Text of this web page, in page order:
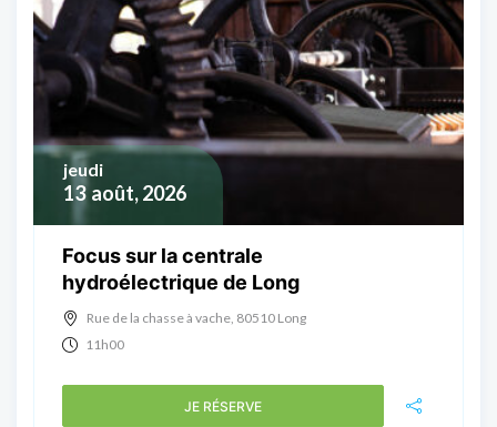
13 août, 2026
jeudi
Focus sur la centrale
hydroélectrique de Long
Rue de la chasse à vache, 80510 Long
11h00
JE RÉSERVE